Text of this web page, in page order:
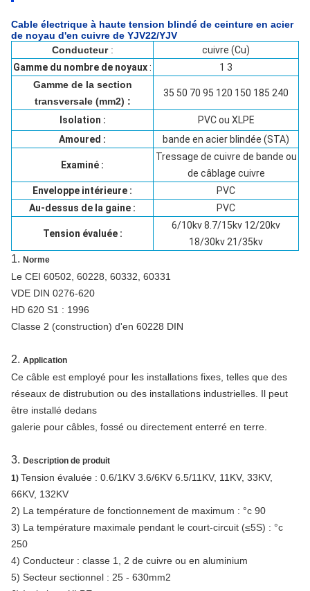
Cable électrique à haute tension blindé de ceinture en acier
de noyau d'en cuivre de YJV22/YJV
Conducteur:
cuivre (Cu)
Gamme du nombre de noyaux :
1 3
Gamme de la section
transversale (mm2) :
35 50 70 95 120 150 185 240
Isolation :
PVC ou XLPE
Amoured :
bande en acier blindée (STA)
Examiné :
Tressage de cuivre de bande ou
de câblage cuivre
Enveloppe intérieure :
PVC
Au-dessus de la gaine :
PVC
Tension évaluée :
6/10kv 8.7/15kv 12/20kv
18/30kv 21/35kv
1. Norme
Le CEI 60502, 60228, 60332, 60331
VDE DIN 0276-620
HD 620 S1 : 1996
Classe 2 (construction) d'en 60228 DIN
2. Application
Ce câble est employé pour les installations fixes, telles que des
réseaux de distrubution ou des installations industrielles. Il peut
être installé dedans
galerie pour câbles, fossé ou directement enterré en terre.
3. Description de produit
1) Tension évaluée : 0.6/1KV 3.6/6KV 6.5/11KV, 11KV, 33KV,
66KV, 132KV
2) La température de fonctionnement de maximum : °c 90
3) La température maximale pendant le court-circuit (≤5S) : °c
250
4) Conducteur : classe 1, 2 de cuivre ou en aluminium
5) Secteur sectionnel : 25 - 630mm2